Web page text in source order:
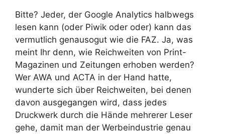
Bitte? Jeder, der Google Analytics halbwegs
lesen kann (oder Piwik oder oder) kann das
vermutlich genausogut wie die FAZ. Ja, was
meint Ihr denn, wie Reichweiten von Print-
Magazinen und Zeitungen erhoben werden?
Wer AWA und ACTA in der Hand hatte,
wunderte sich über Reichweiten, bei denen
davon ausgegangen wird, dass jedes
Druckwerk durch die Hände mehrerer Leser
gehe, damit man der Werbeindustrie genau